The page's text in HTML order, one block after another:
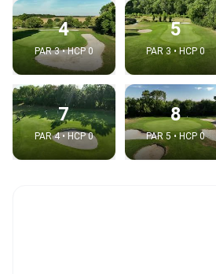
4
PAR 3 • HCP 0
5
PAR 3 • HCP 0
7
PAR 4 • HCP 0
8
PAR 5 • HCP 0